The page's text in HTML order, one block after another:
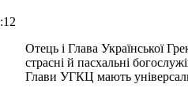
Отець і Глава Української
страсні й пасхальні
Глави УГКЦ мають